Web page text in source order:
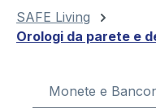
SAFE Living
Orologi da parete e
Monete e